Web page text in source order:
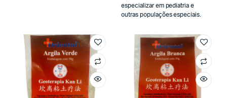
especializar em pediatria e
outras populações especiais.